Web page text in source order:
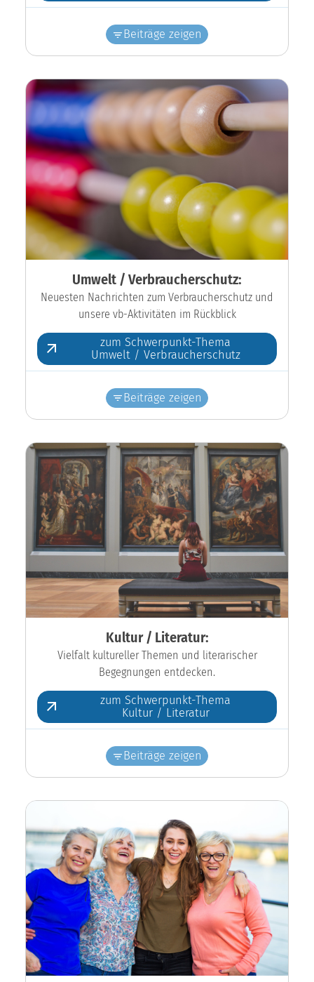
Beiträge zeigen
Umwelt / Verbraucherschutz:
Neuesten Nachrichten zum Verbraucherschutz und
unsere vb-Aktivitäten im Rückblick
zum Schwerpunkt-Thema
Umwelt / Verbraucherschutz
Beiträge zeigen
Kultur / Literatur:
Vielfalt kultureller Themen und literarischer
Begegnungen entdecken.
zum Schwerpunkt-Thema
Kultur / Literatur
Beiträge zeigen